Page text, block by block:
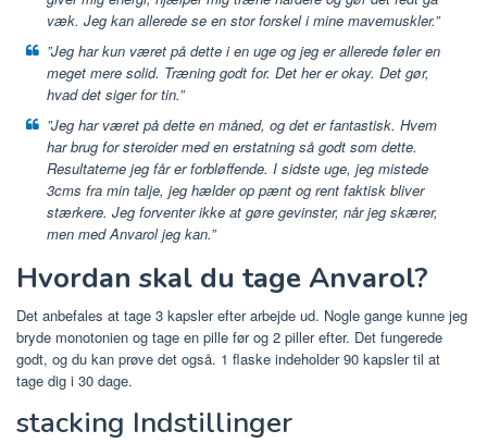
væk. Jeg kan allerede se en stor forskel i mine mavemuskler.”
”Jeg har kun været på dette i en uge og jeg er allerede føler en
meget mere solid. Træning godt for. Det her er okay. Det gør,
hvad det siger for tin.”
”Jeg har været på dette en måned, og det er fantastisk. Hvem
har brug for steroider med en erstatning så godt som dette.
Resultaterne jeg får er forbløffende. I sidste uge, jeg mistede
3cms fra min talje, jeg hælder op pænt og rent faktisk bliver
stærkere. Jeg forventer ikke at gøre gevinster, når jeg skærer,
men med Anvarol jeg kan.”
Hvordan skal du tage Anvarol?
Det anbefales at tage 3 kapsler efter arbejde ud. Nogle gange kunne jeg
bryde monotonien og tage en pille før og 2 piller efter. Det fungerede
godt, og du kan prøve det også. 1 flaske indeholder 90 kapsler til at
tage dig i 30 dage.
stacking Indstillinger